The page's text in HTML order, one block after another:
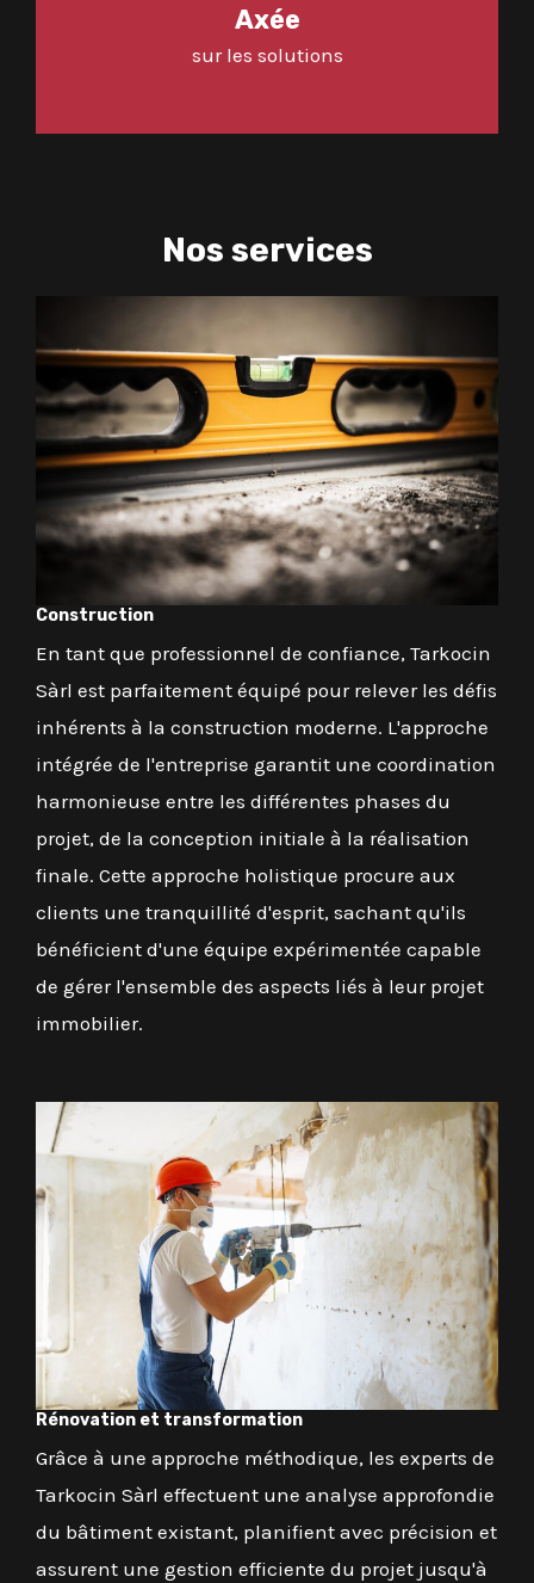
Axée
sur les solutions
Nos services
Construction
En tant que professionnel de confiance, Tarkocin
Sàrl est parfaitement équipé pour relever les défis
inhérents à la construction moderne. L'approche
intégrée de l'entreprise garantit une coordination
harmonieuse entre les différentes phases du
projet, de la conception initiale à la réalisation
finale. Cette approche holistique procure aux
clients une tranquillité d'esprit, sachant qu'ils
bénéficient d'une équipe expérimentée capable
de gérer l'ensemble des aspects liés à leur projet
immobilier.
Rénovation et transformation
Grâce à une approche méthodique, les experts de
Tarkocin Sàrl effectuent une analyse approfondie
du bâtiment existant, planifient avec précision et
assurent une gestion efficiente du projet jusqu'à